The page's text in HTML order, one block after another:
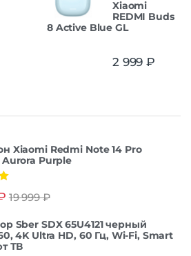
Xiaomi
REDMI Buds
8 Active Blue GL
2 999 ₽
Xiaomi Redmi Note 14 Pro
Aurora Purple
19 999₽
Sber SDX 65U4121 черный
4K Ultra HD, 60 Гц, Wi-Fi, Smart
ТВ